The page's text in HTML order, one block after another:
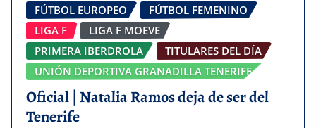
FÚTBOL EUROPEO
FÚTBOL FEMENINO
LIGA F
LIGA F MOEVE
PRIMERA IBERDROLA
TITULARES DEL DÍA
UNIÓN DEPORTIVA GRANADILLA TENERIFE
Oficial | Natalia Ramos deja de ser del
Tenerife